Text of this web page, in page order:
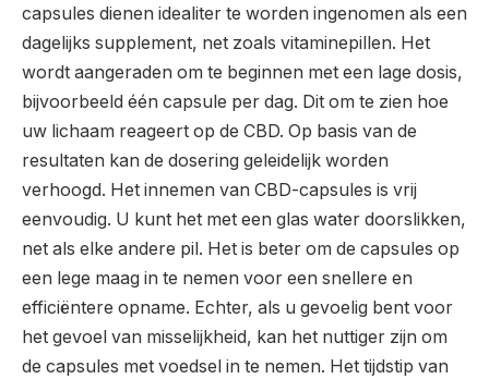
capsules dienen idealiter te worden ingenomen als een
dagelijks supplement, net zoals vitaminepillen. Het
wordt aangeraden om te beginnen met een lage dosis,
bijvoorbeeld één capsule per dag. Dit om te zien hoe
uw lichaam reageert op de CBD. Op basis van de
resultaten kan de dosering geleidelijk worden
verhoogd. Het innemen van CBD-capsules is vrij
eenvoudig. U kunt het met een glas water doorslikken,
net als elke andere pil. Het is beter om de capsules op
een lege maag in te nemen voor een snellere en
efficiëntere opname. Echter, als u gevoelig bent voor
het gevoel van misselijkheid, kan het nuttiger zijn om
de capsules met voedsel in te nemen. Het tijdstip van